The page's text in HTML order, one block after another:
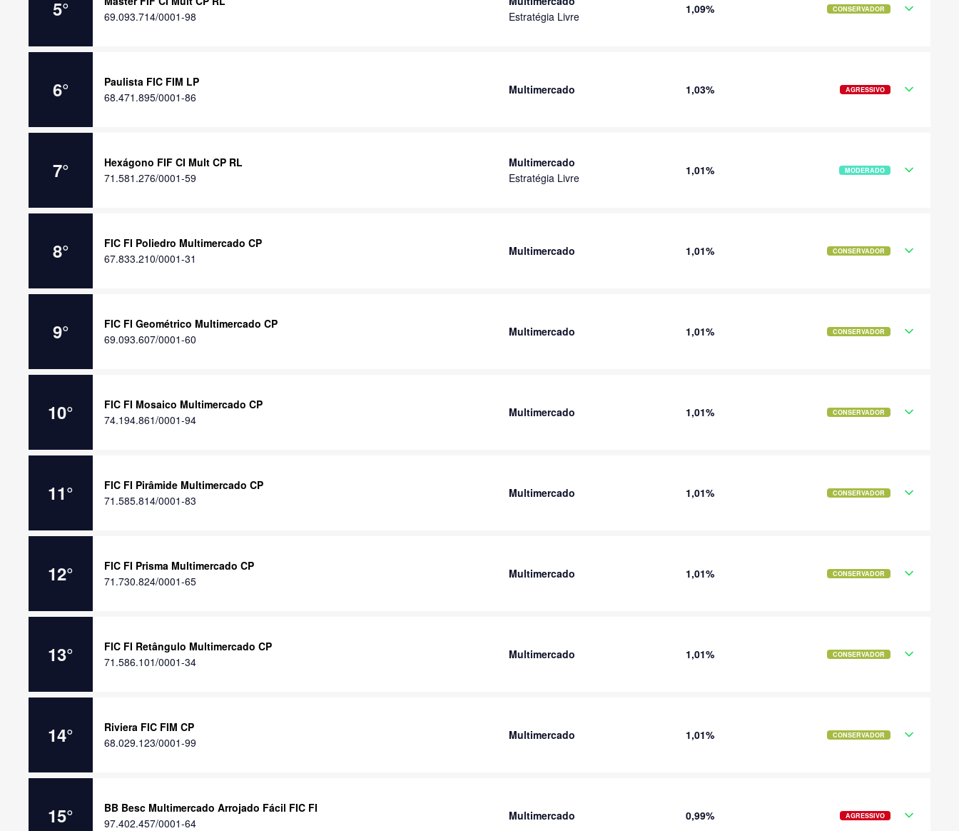
5°
69.093.714/0001-98
Estratégia Livre
1,09% CONSERVADOR
6°
Paulista FIC FIM LP
68.471.895/0001-86
Multimercado 1,03% AGRESSIVO
7°
Hexágono FIF CI Mult CP RL
71.581.276/0001-59
Multimercado
Estratégia Livre
1,01% MODERADO
8°
FIC FI Poliedro Multimercado CP
67.833.210/0001-31
Multimercado 1,01% CONSERVADOR
9°
FIC FI Geométrico Multimercado CP
69.093.607/0001-60
Multimercado 1,01% CONSERVADOR
10°
FIC FI Mosaico Multimercado CP
74.194.861/0001-94
Multimercado 1,01% CONSERVADOR
11°
FIC FI Pirâmide Multimercado CP
71.585.814/0001-83
Multimercado 1,01% CONSERVADOR
12°
FIC FI Prisma Multimercado CP
71.730.824/0001-65
Multimercado 1,01% CONSERVADOR
13°
FIC FI Retângulo Multimercado CP
71.586.101/0001-34
Multimercado 1,01% CONSERVADOR
14°
Riviera FIC FIM CP
68.029.123/0001-99
Multimercado 1,01% CONSERVADOR
15°
BB Besc Multimercado Arrojado Fácil FIC FI
97.402.457/0001-64
Multimercado 0,99% AGRESSIVO